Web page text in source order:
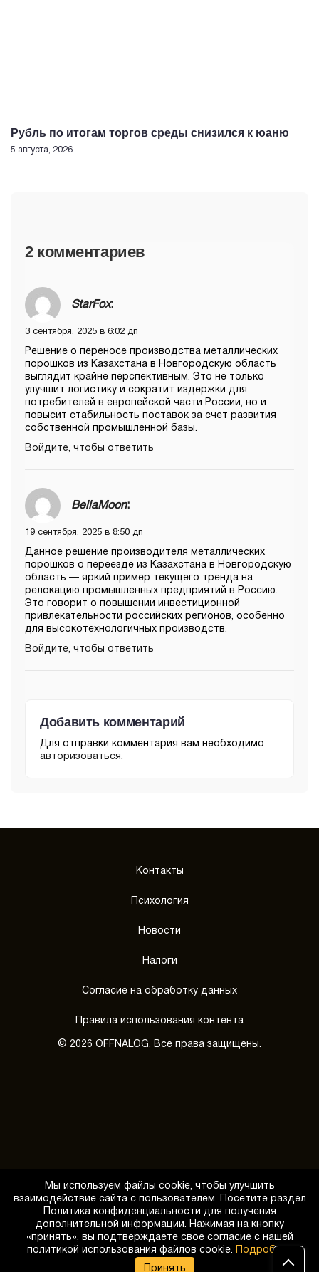
Рубль по итогам торгов среды снизился к юаню
5 августа, 2026
2 комментариев
StarFox:
3 сентября, 2025 в 6:02 дп
Решение о переносе производства металлических
порошков из Казахстана в Новгородскую область
выглядит крайне перспективным. Это не только
улучшит логистику и сократит издержки для
потребителей в европейской части России, но и
повысит стабильность поставок за счет развития
собственной промышленной базы.
Войдите, чтобы ответить
BellaMoon:
19 сентября, 2025 в 8:50 дп
Данное решение производителя металлических
порошков о переезде из Казахстана в Новгородскую
область — яркий пример текущего тренда на
релокацию промышленных предприятий в Россию.
Это говорит о повышении инвестиционной
привлекательности российских регионов, особенно
для высокотехнологичных производств.
Войдите, чтобы ответить
Добавить комментарий
Для отправки комментария вам необходимо
авторизоваться.
Контакты
Психология
Новости
Налоги
Согласие на обработку данных
Правила использования контента
© 2026 OFFNALOG. Все права защищены.
Обратный звонок
Мы используем файлы cookie, чтобы улучшить
взаимодействие сайта с пользователем. Посетите раздел
Политика конфиденциальности для получения
дополнительной информации. Нажимая на кнопку
«принять», вы подтверждаете свое согласие с нашей
политикой использования файлов cookie.
Подробнее
Принять